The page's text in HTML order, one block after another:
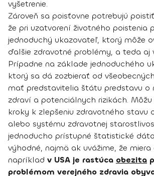
vyšetrenie.
Zároveň sa poisťovne potrebujú
že pri uzatvorení životného poistenia
jednoduchý ukazovateľ, ktorý môže
ďalšie zdravotné problémy, a teda aj
Prípadne na základe jednoduchého
ktorý sa dá zozbierať od
mať predstavitelia štátu predstavu o
zdraví a potenciálnych rizikách.
kroky k zlepšeniu zdravotného stavu
alebo systému zdravotnej
jednoducho prístupné štatistické
výhodné, najmä ak uvážime, že
napríklad v USA je rastúca obezita
problémom verejného zdravia